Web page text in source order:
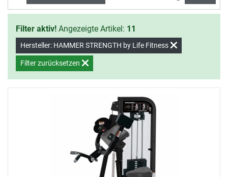
Filter aktiv! Angezeigte Artikel: 11
Hersteller: HAMMER STRENGTH by Life Fitness
Filter zurücksetzen